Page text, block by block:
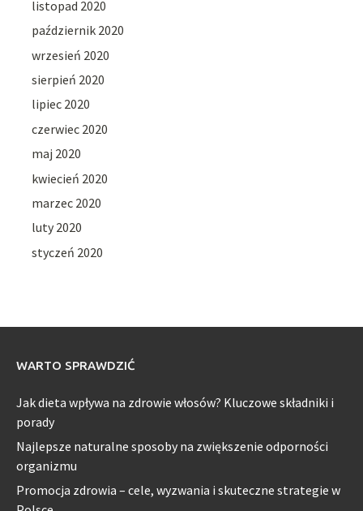
listopad 2020
październik 2020
wrzesień 2020
sierpień 2020
lipiec 2020
czerwiec 2020
maj 2020
kwiecień 2020
marzec 2020
luty 2020
styczeń 2020
WARTO SPRAWDZIĆ
Jak dieta wpływa na zdrowie włosów? Kluczowe składniki i
porady
Najlepsze naturalne sposoby na zwiększenie odporności
organizmu
Promocja zdrowia – cele, wyzwania i skuteczne strategie w